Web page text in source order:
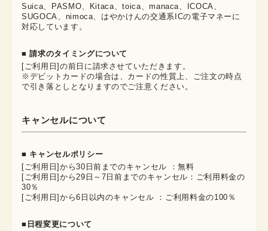
Suica、PASMO、Kitaca、toica、manaca、ICOCA、
SUGOCA、nimoca、はやかけんの交通系ICの電子マネーに
対応しています。
■ 請求のタイミングについて
[ご利用日]の前日に請求させていただきます。
※デビットカードの場合は、カードの性質上、ご注文の時点
で引き落としとなりますのでご注意ください。
キャンセルについて
■ キャンセルポリシー
[ご利用日]から30日前までのキャンセル ：無料
[ご利用日]から29日～7日前までのキャンセル：ご利用料金の
30％
[ご利用日]から6日以内のキャンセル ：ご利用料金の100％
■日程変更について